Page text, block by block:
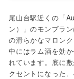
尾山台駅近くの「
ン）」のモンブラ
の滑らかなマロン
中にはラム酒を効
れています。底に
クセントになった